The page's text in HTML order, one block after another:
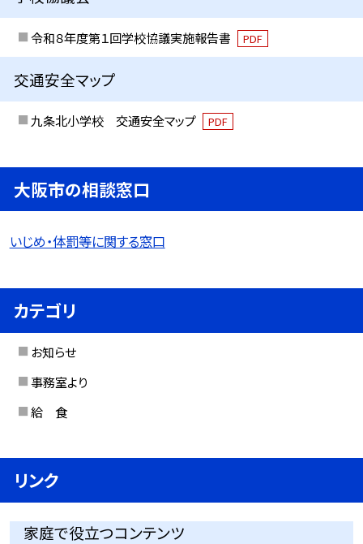
令和８年度第１回学校協議実施報告書 PDF
交通安全マップ
九条北小学校 交通安全マップ PDF
大阪市の相談窓口
いじめ・体罰等に関する窓口
カテゴリ
お知らせ
事務室より
給 食
リンク
家庭で役立つコンテンツ